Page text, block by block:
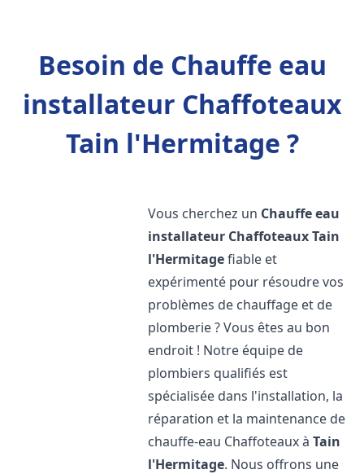
Besoin de Chauffe eau
installateur Chaffoteaux
Tain l'Hermitage ?
Vous cherchez un Chauffe eau
installateur ChaffoteauxTain
l'Hermitagefiable et
expérimenté pour résoudre vos
problèmes de chauffage et de
plomberie ? Vous êtes au bon
endroit ! Notre équipe de
plombiers qualifiés est
spécialisée dans l'installation, la
réparation et la maintenance de
chauffe-eau Chaffoteaux àTain
l'Hermitage. Nous offrons une